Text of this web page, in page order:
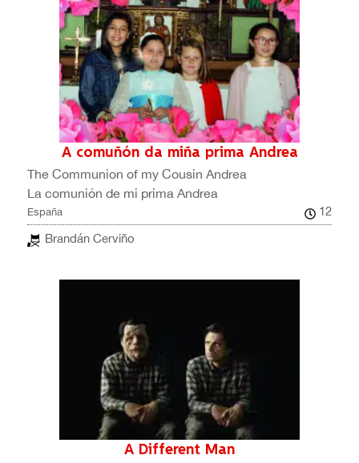
A comuñón da miña prima Andrea
The Communion of my Cousin Andrea
La comunión de mi prima Andrea
España
12
Brandán Cerviño
A Different Man